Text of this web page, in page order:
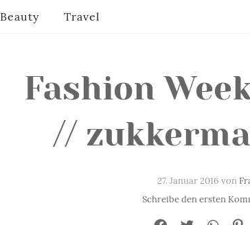
Fashion
//
27. Januar 2016 von
Schreibe den ersten
Beauty Travel